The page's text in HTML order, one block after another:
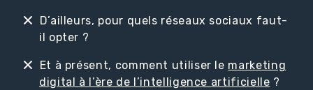
D’ailleurs, pour quels réseaux sociaux faut-
il opter ?
Et à présent, comment utiliser le marketing
digital à l’ère de l’intelligence artificielle ?